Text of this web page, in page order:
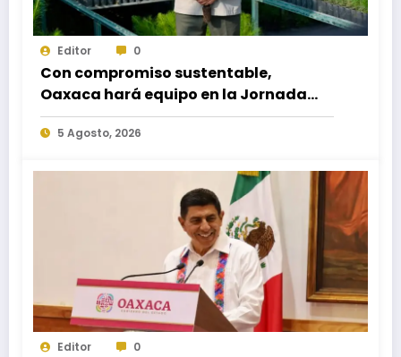
Editor 0
Con compromiso sustentable,
Oaxaca hará equipo en la Jornada
Nacional de Reforestación 2026
5 Agosto, 2026
Editor 0